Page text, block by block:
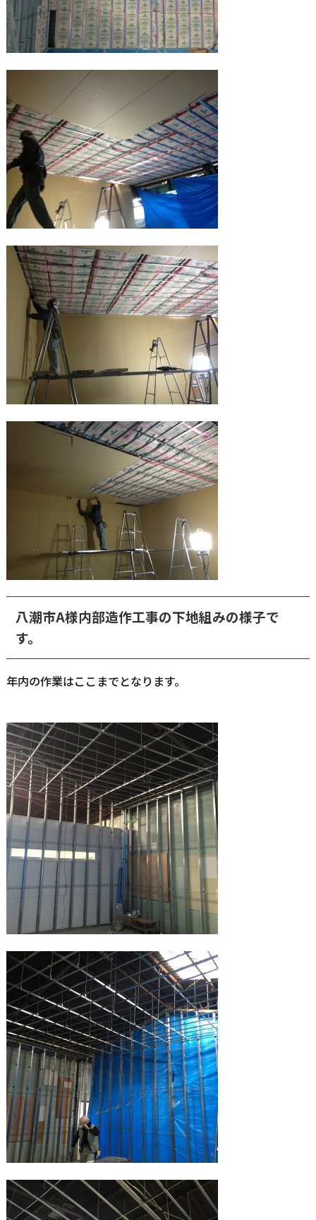
八潮市A様内部造作工事の下地組みの様子で
す。
年内の作業はここまでとなります。